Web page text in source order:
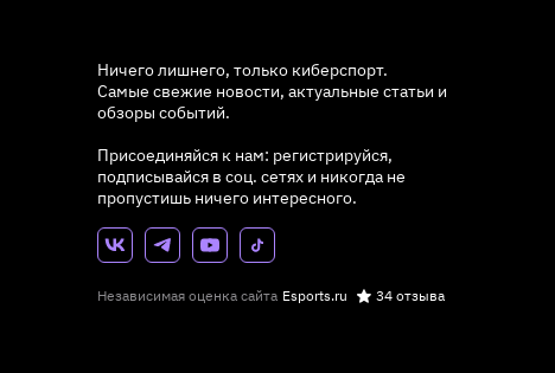
Ничего лишнего, только киберспорт.
Самые свежие новости, актуальные статьи и
обзоры событий.
Присоединяйся к нам: регистрируйся,
подписывайся в соц. сетях и никогда не
пропустишь ничего интересного.
Независимая оценка сайта Esports.ru 34 отзыва